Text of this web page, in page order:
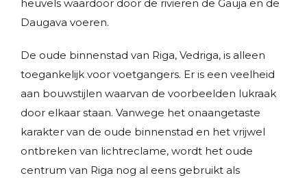
heuvels waardoor door de rivieren de Gauja en de
Daugava voeren.
De oude binnenstad van Riga, Vedriga, is alleen
toegankelijk voor voetgangers. Er is een veelheid
aan bouwstijlen waarvan de voorbeelden lukraak
door elkaar staan. Vanwege het onaangetaste
karakter van de oude binnenstad en het vrijwel
ontbreken van lichtreclame, wordt het oude
centrum van Riga nog al eens gebruikt als